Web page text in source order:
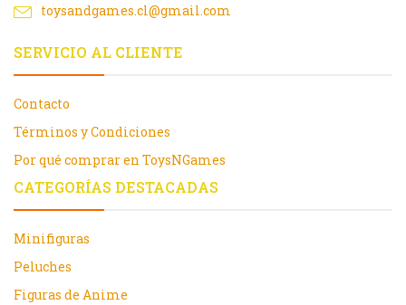
toysandgames.cl@gmail.com
SERVICIO AL CLIENTE
Contacto
Términos y Condiciones
Por qué comprar en ToysNGames
CATEGORÍAS DESTACADAS
Minifiguras
Peluches
Figuras de Anime